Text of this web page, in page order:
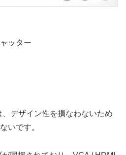
ッター
デザイン性を損なわないため
いです。